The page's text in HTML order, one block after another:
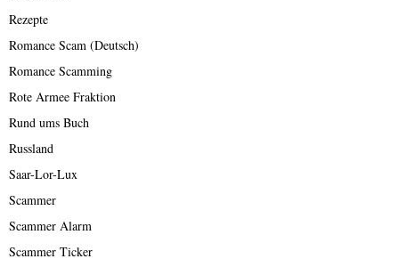
Rezepte
Romance Scam (Deutsch)
Romance Scamming
Rote Armee Fraktion
Rund ums Buch
Russland
Saar-Lor-Lux
Scammer
Scammer Alarm
Scammer Ticker